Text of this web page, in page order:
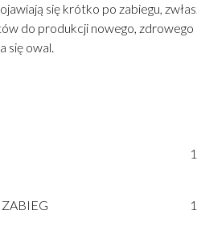
się krótko po zabiegu,
do produkcji nowego,
się owal.